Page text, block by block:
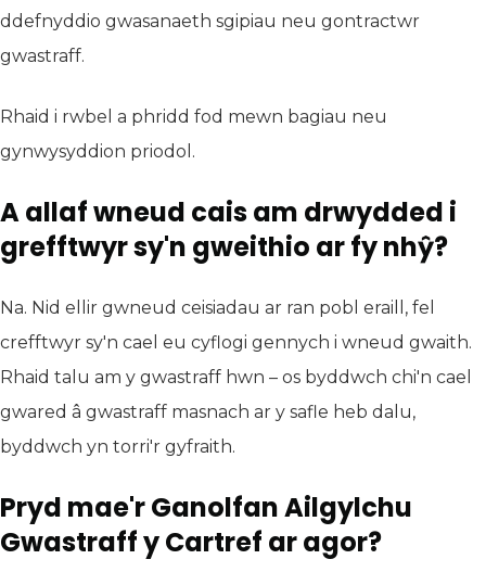
ddefnyddio gwasanaeth sgipiau neu gontractwr
gwastraff.
Rhaid i rwbel a phridd fod mewn bagiau neu
gynwysyddion priodol.
A allaf wneud cais am drwydded i
grefftwyr sy'n gweithio ar fy nhŷ?
Na. Nid ellir gwneud ceisiadau ar ran pobl eraill, fel
crefftwyr sy'n cael eu cyflogi gennych i wneud gwaith.
Rhaid talu am y gwastraff hwn – os byddwch chi'n cael
gwared â gwastraff masnach ar y safle heb dalu,
byddwch yn torri'r gyfraith.
Pryd mae'r Ganolfan Ailgylchu
Gwastraff y Cartref ar agor?